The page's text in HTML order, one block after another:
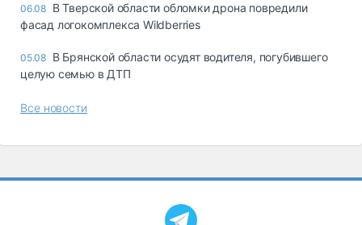
06.08 В Тверской области обломки дрона повредили
фасад логокомплекса Wildberries
05.08 В Брянской области осудят водителя, погубившего
целую семью в ДТП
Все новости